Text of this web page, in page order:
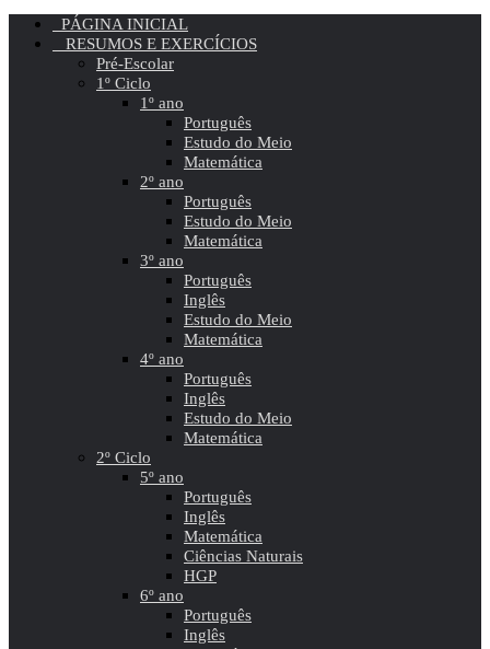
PÁGINA INICIAL
RESUMOS E EXERCÍCIOS
Pré-Escolar
1º Ciclo
1º ano
Português
Estudo do Meio
Matemática
2º ano
Português
Estudo do Meio
Matemática
3º ano
Português
Inglês
Estudo do Meio
Matemática
4º ano
Português
Inglês
Estudo do Meio
Matemática
2º Ciclo
5º ano
Português
Inglês
Matemática
Ciências Naturais
HGP
6º ano
Português
Inglês